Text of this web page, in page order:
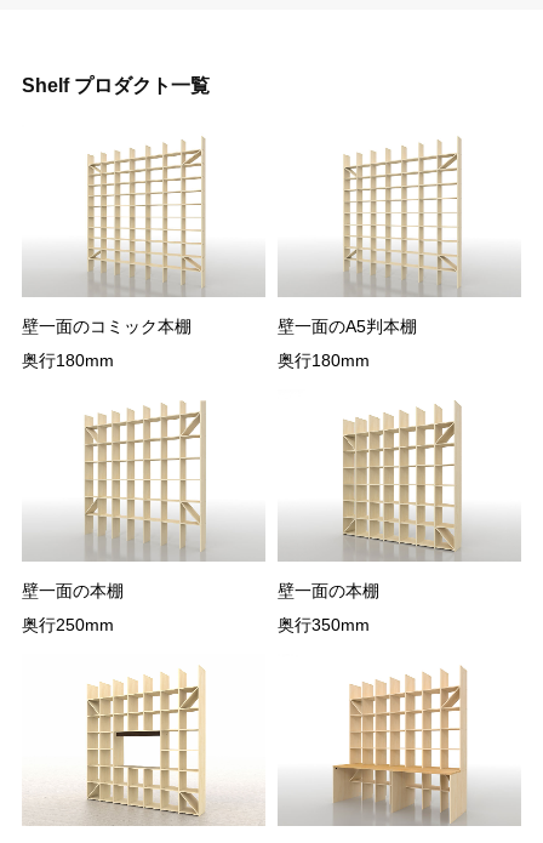
Shelfプロダクト一覧
壁一面のコミック本棚
奥行180mm
壁一面のA5判本棚
奥行180mm
壁一面の本棚
奥行250mm
壁一面の本棚
奥行350mm